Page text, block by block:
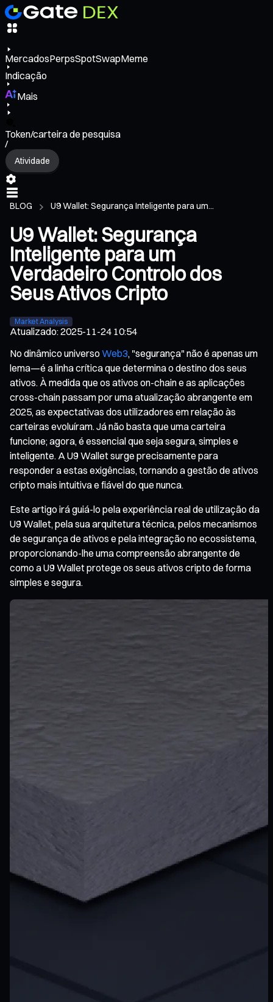
MercadosPerpsSpotSwapMeme
Indicação
Mais
Token/carteira de pesquisa
/
Atividade
BLOG U9 Wallet: Segurança Inteligente para um...
U9 Wallet: Segurança
Inteligente para um
Verdadeiro Controlo dos
Seus Ativos Cripto
Market Analysis
Atualizado:2025-11-24 10:54
No dinâmico universoWeb3, "segurança" não é apenas um
lema—é a linha crítica que determina o destino dos seus
ativos. À medida que os ativos on-chain e as aplicações
cross-chain passam por uma atualização abrangente em
2025, as expectativas dos utilizadores em relação às
carteiras evoluíram. Já não basta que uma carteira
funcione; agora, é essencial que seja segura, simples e
inteligente. A U9 Wallet surge precisamente para
responder a estas exigências, tornando a gestão de ativos
cripto mais intuitiva e fiável do que nunca.
Este artigo irá guiá-lo pela experiência real de utilização da
U9 Wallet, pela sua arquitetura técnica, pelos mecanismos
de segurança de ativos e pela integração no ecossistema,
proporcionando-lhe uma compreensão abrangente de
como a U9 Wallet protege os seus ativos cripto de forma
simples e segura.